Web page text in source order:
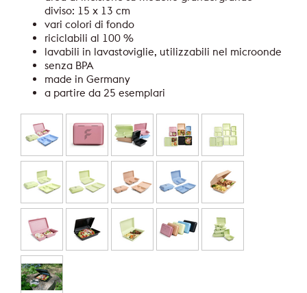
diviso: 15 x 13 cm
vari colori di fondo
riciclabili al 100 %
lavabili in lavastoviglie, utilizzabili nel microonde
senza BPA
made in Germany
a partire da 25 esemplari